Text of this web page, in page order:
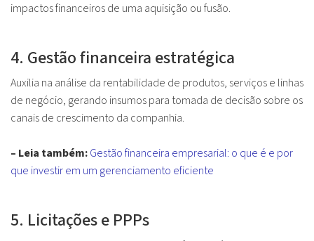
impactos financeiros de uma aquisição ou fusão.
4. Gestão financeira estratégica
Auxilia na análise da rentabilidade de produtos, serviços e linhas
de negócio, gerando insumos para tomada de decisão sobre os
canais de crescimento da companhia.
– Leia também:Gestão financeira empresarial: o que é e por
que investir em um gerenciamento eficiente
5. Licitações e PPPs